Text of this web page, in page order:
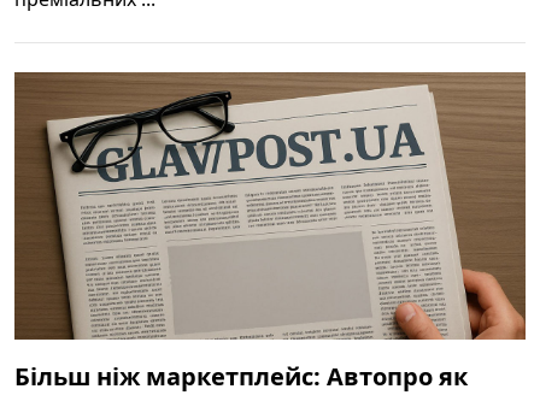
Більш ніж маркетплейс: Автопро як